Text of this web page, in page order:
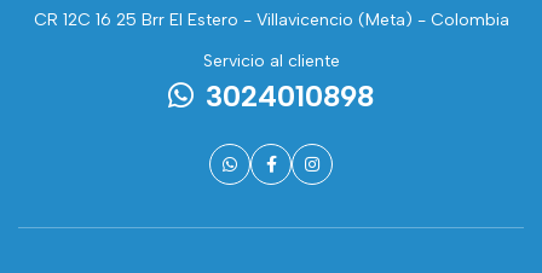
CR 12C 16 25 Brr El Estero - Villavicencio (Meta) - Colombia
Servicio al cliente
3024010898